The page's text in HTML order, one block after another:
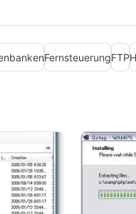
FernsteuerungFTP